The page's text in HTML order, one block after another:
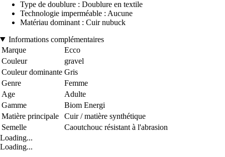
Type de doublure : Doublure en textile
Technologie imperméable : Aucune
Matériau dominant : Cuir nubuck
Informations complémentaires
Marque
Ecco
Couleur
gravel
Couleur dominante Gris
Genre
Femme
Age
Adulte
Gamme
Biom Energi
Matière principale
Cuir / matière synthétique
Semelle
Caoutchouc résistant à l'abrasion
Loading...
Loading...